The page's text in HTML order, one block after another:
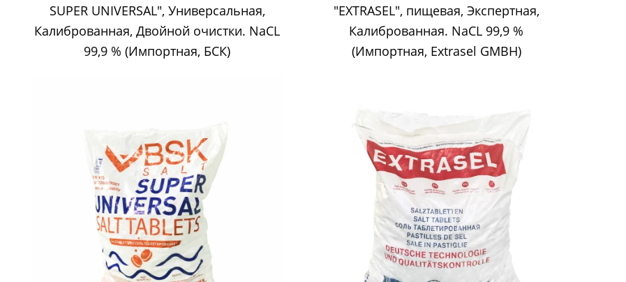
SUPER UNIVERSAL", Универсальная,
Калиброванная, Двойной очистки. NaCL
99,9 % (Импортная, БСК)
"EXTRASEL", пищевая, Экспертная,
Калиброванная. NaCL 99,9 %
(Импортная, Extrasel GMBH)